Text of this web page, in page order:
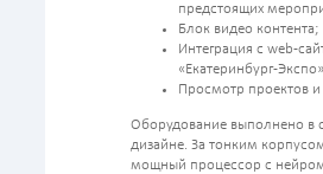
предстоящих
Блок видео контента;
Интеграция с web-
«Екатеринбург-
Просмотр проектов и
Оборудование выполнено в
дизайне. За тонким
мощный процессор с